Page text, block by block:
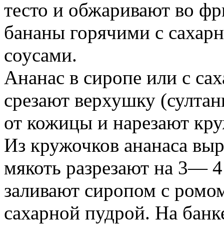
тесто и обжаривают во
бананы горячими с
соусами.
Ананас в сиропе или с
срезают верхушку
от кожицы и нарезают
Из кружочков ананаса
мякоть разрезают на 3—
заливают сиропом с
сахарной пудрой. На